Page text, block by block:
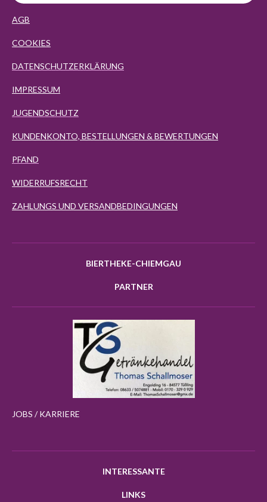
AGB
COOKIES
DATENSCHUTZERKLÄRUNG
IMPRESSUM
JUGENDSCHUTZ
KUNDENKONTO, BESTELLUNGEN & BEWERTUNGEN
PFAND
WIDERRUFSRECHT
ZAHLUNGS UND VERSANDBEDINGUNGEN
BIERTHEKE-CHIEMGAU
PARTNER
JOBS / KARRIERE
INTERESSANTE
LINKS